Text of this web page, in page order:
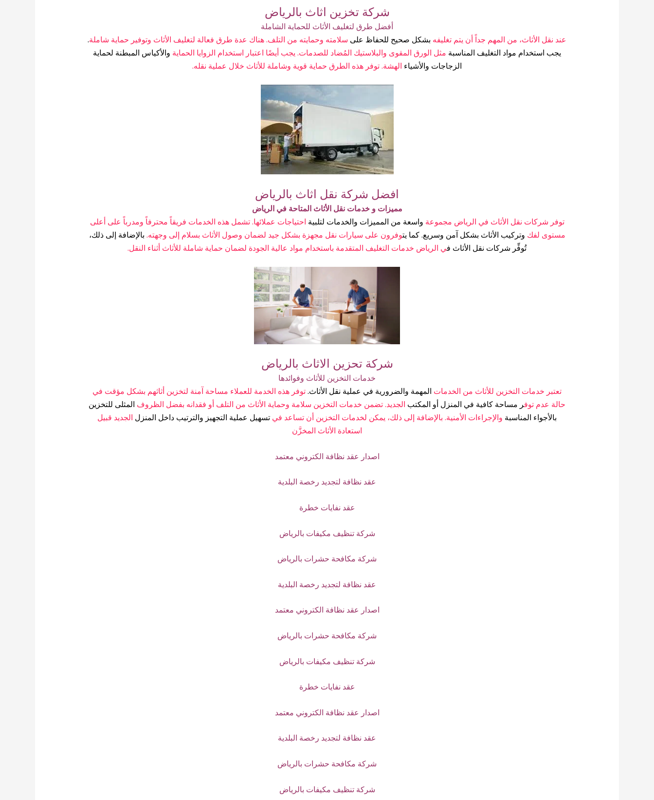
شركة تخزين اثاث بالرياض
أفضل طرق لتغليف الأثاث للحماية الشاملة
عند نقل الأثاث، من المهم جداً أن يتم تغليفه بشكل صحيح للحفاظ على سلامته وحمايته من التلف. هناك عدة طرق فعالة لتغليف الأثاث وتوفير حماية شاملة.
يجب استخدام مواد التغليف المناسبة مثل الورق المقوى والبلاستيك المُضاد للصدمات. يجب أيضًا اعتبار استخدام الزوايا الحماية والأكياس المبطنة لحماية
الزجاجات والأشياء الهشة. توفر هذه الطرق حماية قوية وشاملة للأثاث خلال عملية نقله.
افضل شركة نقل اثاث بالرياض
مميزات و خدمات نقل الأثاث المتاحة في الرياض
توفر شركات نقل الأثاث في الرياض مجموعة واسعة من المميزات والخدمات لتلبية احتياجات عملائها. تشمل هذه الخدمات فريقاً محترفاً ومدرباً على أعلى
مستوى لفك وتركيب الأثاث بشكل آمن وسريع. كما يتوفرون على سيارات نقل مجهزة بشكل جيد لضمان وصول الأثاث بسلام إلى وجهته. بالإضافة إلى ذلك،
تُوفِّر شركات نقل الأثاث في الرياض خدمات التغليف المتقدمة باستخدام مواد عالية الجودة لضمان حماية شاملة للأثاث أثناء النقل.
شركة تحزين الاثاث بالرياض
خدمات التخزين للأثاث وفوائدها
تعتبر خدمات التخزين للأثاث من الخدمات المهمة والضرورية في عملية نقل الأثاث.توفر هذه الخدمة للعملاء مساحة آمنة لتخزين أثاثهم بشكل مؤقت في
حالة عدم توفر مساحة كافية في المنزل أو المكتب الجديد. تضمن خدمات التخزين سلامة وحماية الأثاث من التلف أو فقدانه بفضل الظروف المثلى للتخزين
بالأجواء المناسبة والإجراءات الأمنية. بالإضافة إلى ذلك، يمكن لخدمات التخزين أن تساعد في تسهيل عملية التجهيز والترتيب داخل المنزل الجديد قبيل
استعادة الأثاث المخزَّن
اصدار عقد نظافة الكتروني معتمد
عقد نظافة لتجديد رخصة البلدية
عقد نفايات خطرة
شركة تنظيف مكيفات بالرياض
شركة مكافحة حشرات بالرياض
عقد نظافة لتجديد رخصة البلدية
اصدار عقد نظافة الكتروني معتمد
شركة مكافحة حشرات بالرياض
شركة تنظيف مكيفات بالرياض
عقد نفايات خطرة
اصدار عقد نظافة الكتروني معتمد
عقد نظافة لتجديد رخصة البلدية
شركة مكافحة حشرات بالرياض
شركة تنظيف مكيفات بالرياض